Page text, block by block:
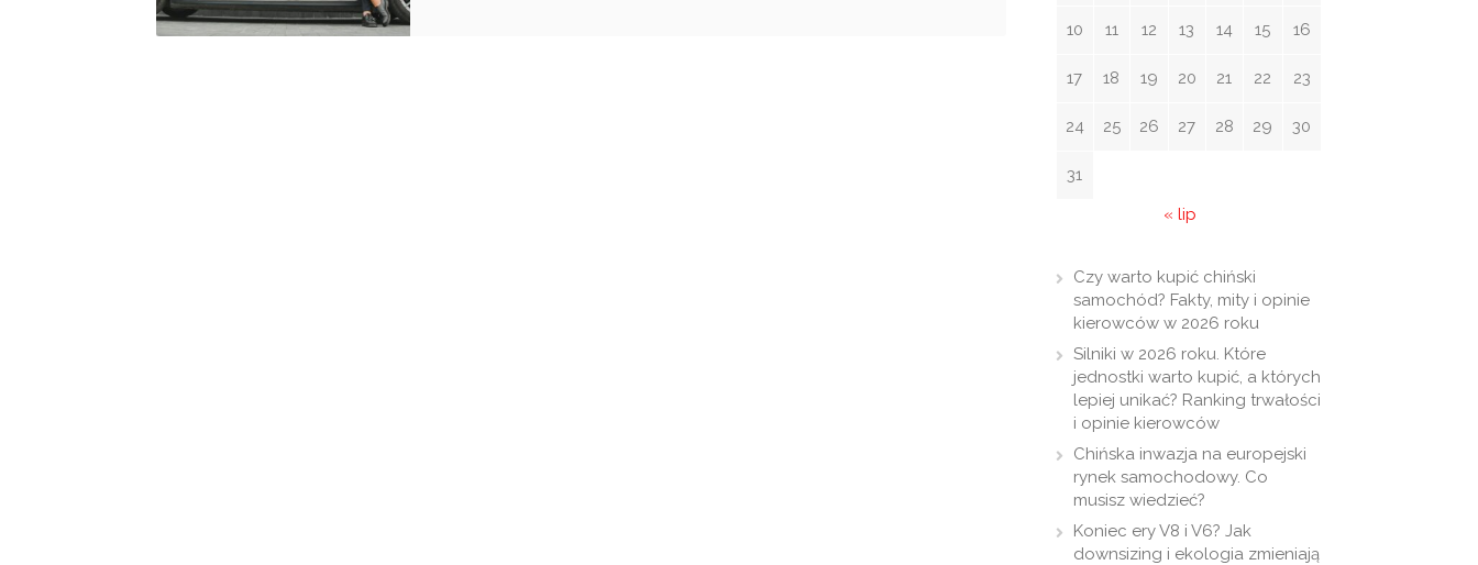
10 11 12 13 14 15 16
17 18 19 20 21 22 23
24 25 26 27 28 29 30
31
« lip
Czy warto kupić chiński
samochód? Fakty, mity i opinie
kierowców w 2026 roku
Silniki w 2026 roku. Które
jednostki warto kupić, a których
lepiej unikać? Ranking trwałości
i opinie kierowców
Chińska inwazja na europejski
rynek samochodowy. Co
musisz wiedzieć?
Koniec ery V8 i V6? Jak
downsizing i ekologia zmieniają